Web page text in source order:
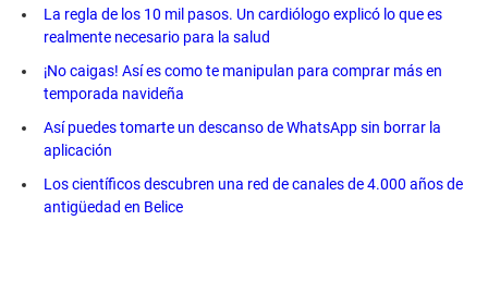
La regla de los 10 mil pasos. Un cardiólogo explicó lo que es
realmente necesario para la salud
¡No caigas! Así es como te manipulan para comprar más en
temporada navideña
Así puedes tomarte un descanso de WhatsApp sin borrar la
aplicación
Los científicos descubren una red de canales de 4.000 años de
antigüedad en Belice